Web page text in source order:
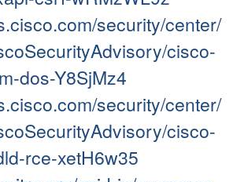
security/center/
cisco-
dos-Y8SjMz4
security/center/
cisco-
rce-xetH6w35